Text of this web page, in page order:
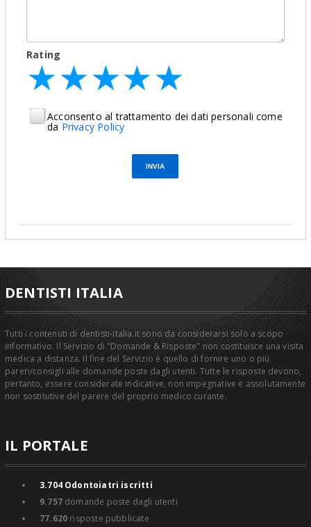
Rating
★
★★
★★★
★★★★
★★★★★
Acconsento al trattamento dei dati personali come
da Privacy Policy
DENTISTI ITALIA
Tutti i contenuti di dentisti-italia.it sono da considerarsi solo a scopo
informativo. Il Servizio di "Domande & Risposte" non costituisce una visita
medica a distanza. Il fine del Servizio è quello di fornire uno o più
pareri/consigli alle domande poste dagli utenti. Tutte le risposte devono,
pertanto, essere considerate indicative, non impegnative e assolutamente
non sostitutive del parere del proprio medico curante.
IL PORTALE
3.704Odontoiatri iscritti
9.757domande poste dagli utenti
77.620 risposte pubblicate